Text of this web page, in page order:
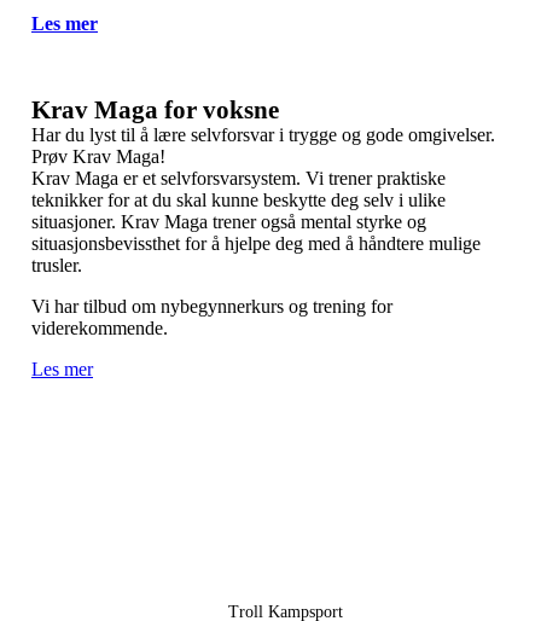
Les mer
Krav Maga for voksne
Har du lyst til å lære selvforsvar i trygge og gode omgivelser.
Prøv Krav Maga!
Krav Maga er et selvforsvarsystem. Vi trener praktiske
teknikker for at du skal kunne beskytte deg selv i ulike
situasjoner. Krav Maga trener også mental styrke og
situasjonsbevissthet for å hjelpe deg med å håndtere mulige
trusler.
Vi har tilbud om nybegynnerkurs og trening for
viderekommende.
Les mer
Troll Kampsport